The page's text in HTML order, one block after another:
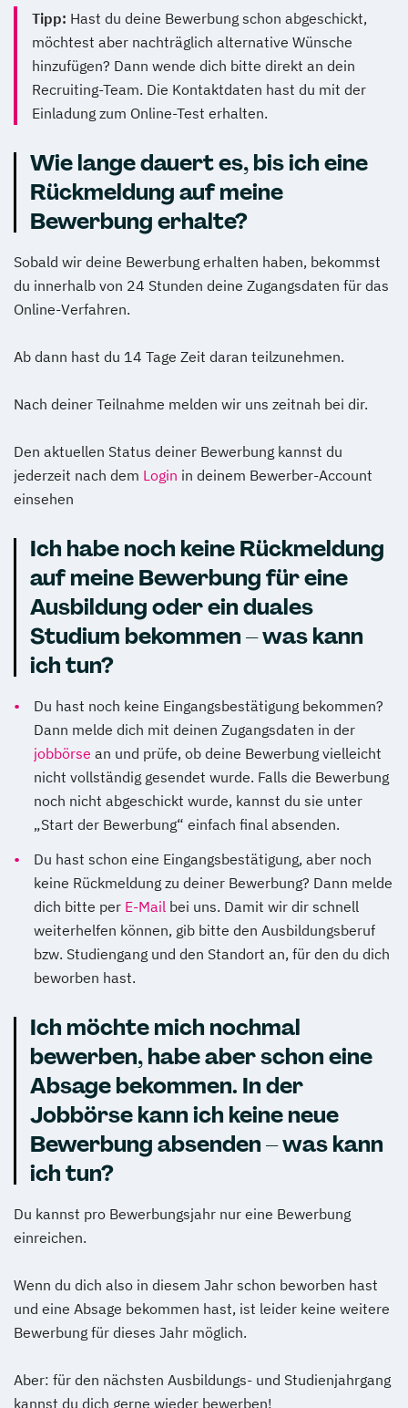
Tipp: Hast du deine Bewerbung schon abgeschickt,
möchtest aber nachträglich alternative Wünsche
hinzufügen? Dann wende dich bitte direkt an dein
Recruiting-Team. Die Kontaktdaten hast du mit der
Einladung zum Online-Test erhalten.
Wie lange dauert es, bis ich eine
Rückmeldung auf meine
Bewerbung erhalte?
Sobald wir deine Bewerbung erhalten haben, bekommst
du innerhalb von 24 Stunden deine Zugangsdaten für das
Online-Verfahren.
Ab dann hast du 14 Tage Zeit daran teilzunehmen.
Nach deiner Teilnahme melden wir uns zeitnah bei dir.
Den aktuellen Status deiner Bewerbung kannst du
jederzeit nach dem Login in deinem Bewerber-Account
einsehen
Ich habe noch keine Rückmeldung
auf meine Bewerbung für eine
Ausbildung oder ein duales
Studium bekommen – was kann
ich tun?
•
Du hast noch keine Eingangsbestätigung bekommen?
Dann melde dich mit deinen Zugangsdaten in der
jobbörse an und prüfe, ob deine Bewerbung vielleicht
nicht vollständig gesendet wurde. Falls die Bewerbung
noch nicht abgeschickt wurde, kannst du sie unter
„Start der Bewerbung“ einfach final absenden.
•
Du hast schon eine Eingangsbestätigung, aber noch
keine Rückmeldung zu deiner Bewerbung? Dann melde
dich bitte per E-Mail bei uns. Damit wir dir schnell
weiterhelfen können, gib bitte den Ausbildungsberuf
bzw. Studiengang und den Standort an, für den du dich
beworben hast.
Ich möchte mich nochmal
bewerben, habe aber schon eine
Absage bekommen. In der
Jobbörse kann ich keine neue
Bewerbung absenden – was kann
ich tun?
Du kannst pro Bewerbungsjahr nur eine Bewerbung
einreichen.
Wenn du dich also in diesem Jahr schon beworben hast
und eine Absage bekommen hast, ist leider keine weitere
Bewerbung für dieses Jahr möglich.
Aber: für den nächsten Ausbildungs- und Studienjahrgang
kannst du dich gerne wieder bewerben!